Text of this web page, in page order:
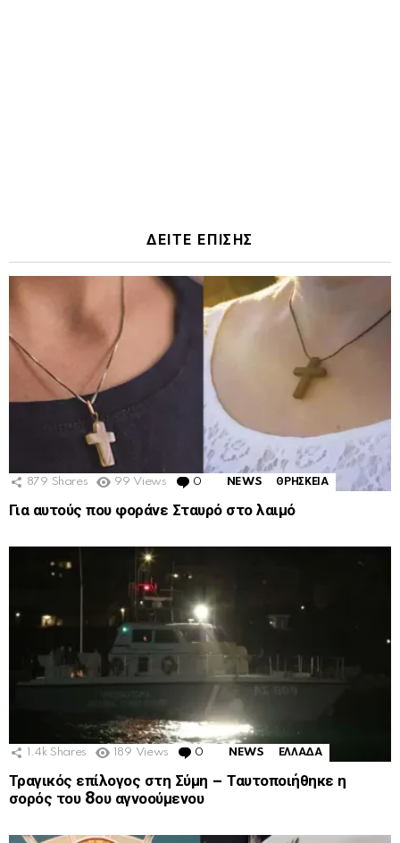
ΔΕΙΤΕ ΕΠΙΣΗΣ
879 Shares 99 Views 0 Comments
NEWS ΘΡΗΣΚΕΙΑ
Για αυτούς που φοράνε Σταυρό στο λαιμό
1.4k Shares 189 Views 0 Comments
NEWS ΕΛΛΑΔΑ
Τραγικός επίλογος στη Σύμη – Ταυτοποιήθηκε η
σορός του 8ου αγνοούμενου